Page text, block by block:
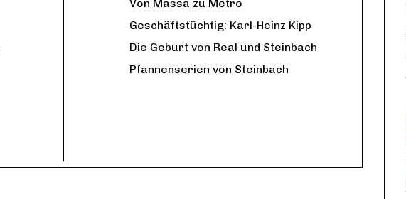
Von Massa zu Metro
Geschäftstüchtig: Karl-Heinz Kipp
Die Geburt von Real und Steinbach
Pfannenserien von Steinbach